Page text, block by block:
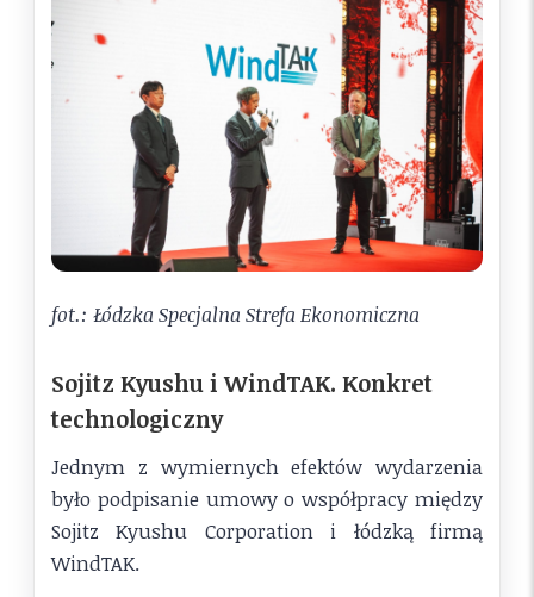
fot.: Łódzka Specjalna Strefa Ekonomiczna
Sojitz Kyushu i WindTAK. Konkret
technologiczny
Jednym z wymiernych efektów wydarzenia
było podpisanie umowy o współpracy między
Sojitz Kyushu Corporation i łódzką firmą
WindTAK.